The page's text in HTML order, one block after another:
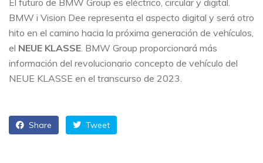
BMW i Vision Dee representa el aspecto digital y será otro
hito en el camino hacia la próxima generación de vehículos,
el NEUE KLASSE . BMW Group proporcionará más
información del revolucionario concepto de vehículo del
NEUE KLASSE en el transcurso de 2023.
Share Tweet